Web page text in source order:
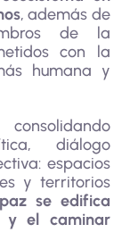
, además de
de la
con la
humana y
diálogo
espacios
y territorios
se edifica
y el caminar